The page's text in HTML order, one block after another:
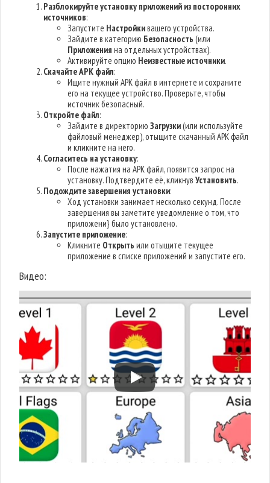
Разблокируйте установку приложений из посторонних
источников:
Запустите Настройкивашего устройства.
Зайдите в категорию Безопасность (или
Приложения на отдельных устройствах).
Активируйте опцию Неизвестные источники.
Скачайте APK файл:
Ищите нужный APK файл в интернете и сохраните
его на текущее устройство. Проверьте, чтобы
источник безопасный.
Откройте файл:
Зайдите в директориюЗагрузки(или используйте
файловый менеджер), отыщите скачанный APK файл
и кликните на него.
Согласитесь на установку:
После нажатия на APK файл, появится запрос на
установку. Подтвердите её, кликнувУстановить.
Подождите завершения установки:
Ход установки занимает несколько секунд. После
завершения вы заметите уведомление о том, что
приложени} было установлено.
Запустите приложение:
Кликните Открыть или отыщите текущее
приложение в списке приложений и запустите его.
Видео: